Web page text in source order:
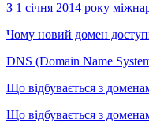
З 1 січня 2014 року
Чому новий домен
DNS (Domain Name
Що відбувається з
Що відбувається з